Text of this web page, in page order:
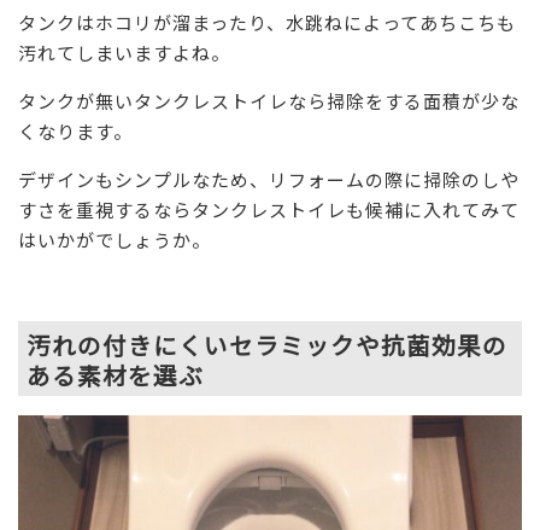
タンクはホコリが溜まったり、水跳ねによってあちこちも
汚れてしまいますよね。
タンクが無いタンクレストイレなら掃除をする面積が少な
くなります。
デザインもシンプルなため、リフォームの際に掃除のしや
すさを重視するならタンクレストイレも候補に入れてみて
はいかがでしょうか。
汚れの付きにくいセラミックや抗菌効果の
ある素材を選ぶ